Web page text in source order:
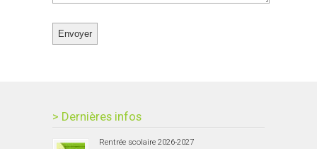
> Dernières infos
Rentrée scolaire 2026-2027